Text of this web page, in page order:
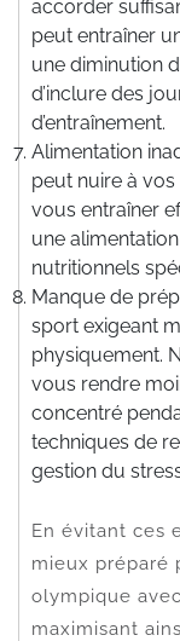
accorder
peut entraîner
une diminution
d’inclure des
d’entraînement.
Alimentation
peut nuire à
vous entraîner
une
nutritionnels
Manque de
sport exigeant
physiquement.
vous rendre
concentré
techniques de
gestion du
En évitant ces
mieux préparé
olympique
maximisant